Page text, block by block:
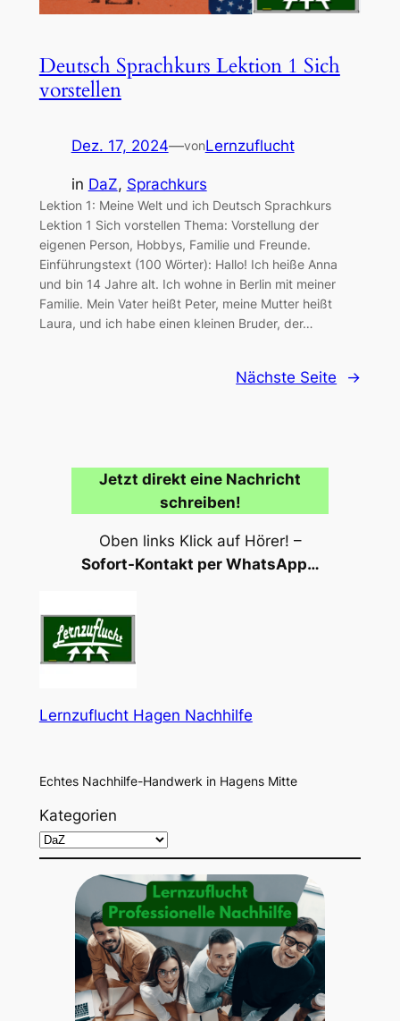
Deutsch Sprachkurs Lektion 1 Sich
vorstellen
Dez. 17, 2024—vonLernzuflucht
in DaZ, Sprachkurs
Lektion 1: Meine Welt und ich Deutsch Sprachkurs
Lektion 1 Sich vorstellen Thema: Vorstellung der
eigenen Person, Hobbys, Familie und Freunde.
Einführungstext (100 Wörter): Hallo! Ich heiße Anna
und bin 14 Jahre alt. Ich wohne in Berlin mit meiner
Familie. Mein Vater heißt Peter, meine Mutter heißt
Laura, und ich habe einen kleinen Bruder, der…
Nächste Seite →
Jetzt direkt eine Nachricht
schreiben!
Oben links Klick auf Hörer! –
Sofort-Kontakt per WhatsApp…
Lernzuflucht Hagen Nachhilfe
Echtes Nachhilfe-Handwerk in Hagens Mitte
Kategorien